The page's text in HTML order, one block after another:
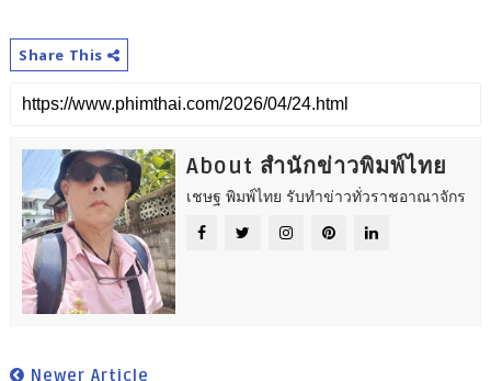
Share This
About สำนักข่าวพิมพ์ไทย
เชษฐ พิมพ์ไทย รับทำข่าวทั่วราชอาณาจักร
Newer Article